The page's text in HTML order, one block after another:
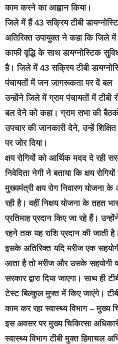
काम करने का आह्वान किया।
जिले में हैं 43 सक्रिय टीबी
अतिरिक्त उपायुक्त ने कहा कि जिले में
काफी वृद्धि के साथ डायग्नोस्टिक
है। जिले में 43 सक्रिय टीबी
पंचायतों में जन जागरूकता पर दें बल
उन्होंने जिले में ग्राम पंचायतों में
बल देने को कहा। ग्राम सभा की
उपचार की जानकारी देने, उन्हें
पर जोर दिया।
क्षय रोगियों को आर्थिक मदद दे रही
निवेदिता नेगी ने बताया कि क्षय
मुख्यमंत्री क्षय रोग निवारण योजना
रही है। वहीं निक्षय योजना के तहत
प्रतिमाह प्रदान किए जा रहे हैं।
रहने तक यह राशि प्रदान की जाती
इसके अतिरिक्त यदि मरीज एक
आता है तो मरीज और उसके सहयोगी
सरकार द्वारा दिया जाएगा। साथ ही
टेस्ट बिल्कुल मुफ्त में किए जाएंगे।
काम कर रहा स्वास्थ्य विभाग – मुख्य
इस अवसर पर मुख्य चिकित्सा
स्वास्थ्य विभाग टीबी मुक्त हिमाचल